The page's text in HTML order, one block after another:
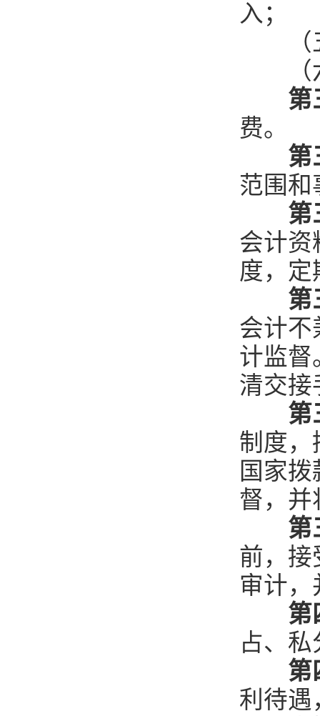
入；
（五
（六
第
费。
第
范围和
第
会计资
度，定
第
会计不
计监督
清交接
第
制度，
国家
督，并
第
前，接
审计，
第
占、
第
利待遇